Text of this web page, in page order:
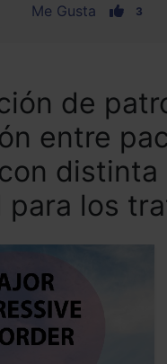
Me Gusta 3
de
entre
los